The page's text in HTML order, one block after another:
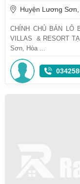
Huyện Lương
CHÍNH CHỦ BÁN LÔ
VILLAS & RESORT
Sơn, Hòa ...